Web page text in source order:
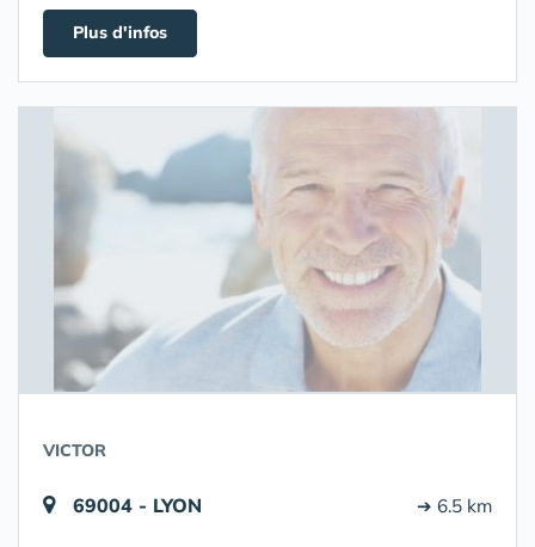
Plus d'infos
VICTOR
69004 - LYON ➔ 6.5 km